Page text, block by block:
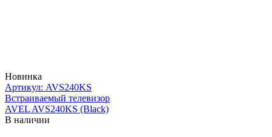
Новинка
Артикул: AVS240KS
Встраиваемый телевизор
AVEL AVS240KS (Black)
В наличии